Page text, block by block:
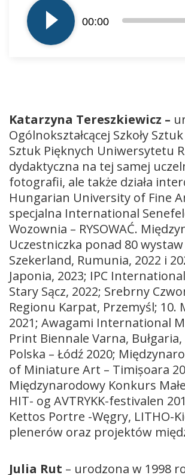
plików
dźwiękowych
00:00
Katarzyna Tereszkiewicz –
Ogólnokształcącej Szkoły
Sztuk Pięknych Uniwersytetu
dydaktyczna na tej samej
fotografii, ale także działa
Hungarian University of Fine
specjalna International
Wozownia – RYSOWAĆ.
Uczestniczka ponad 80
Szekerland, Rumunia, 2022 i
Japonia, 2023; IPC
Stary Sącz, 2022; Srebrny
Regionu Karpat, Przemyśl;
2021; Awagami International
Print Biennale Varna,
Polska – Łódź 2020;
of Miniature Art – Timișoara
Międzynarodowy Konkurs
HIT- og AVTRYKK-festivalen
Kettos Portre -Węgry, LITHO-
plenerów oraz projektów
Julia Rut – urodzona w 1998